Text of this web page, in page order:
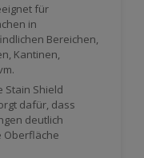
für
in
Bereichen,
Kantinen,
Stain Shield
dafür, dass
deutlich
Oberfläche